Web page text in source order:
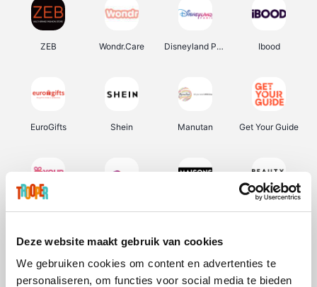
Deze website maakt gebruik van cookies
We gebruiken cookies om content en advertenties te
personaliseren, om functies voor social media te bieden
ZEB Wondr.Care Disneyland Paris Ibood
EuroGifts Shein Manutan Get Your Guide